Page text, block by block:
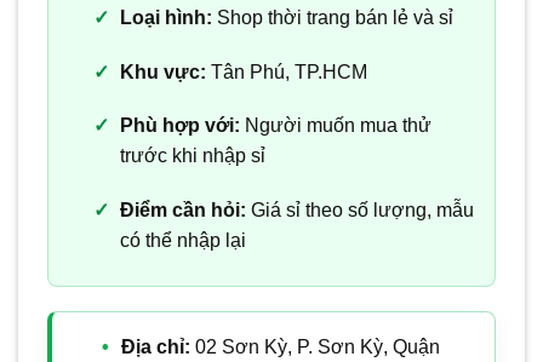
Loại hình: Shop thời trang bán lẻ và sỉ
Khu vực: Tân Phú, TP.HCM
Phù hợp với: Người muốn mua thử
trước khi nhập sỉ
Điểm cần hỏi: Giá sỉ theo số lượng, mẫu
có thể nhập lại
Địa chỉ: 02 Sơn Kỳ, P. Sơn Kỳ, Quận